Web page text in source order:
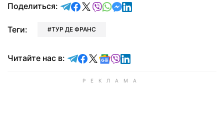
Поделиться: отправить в Telegram
поделиться в Facebook
поделиться в X
отправить в Viber
отправить в Whatsapp
отправить в Messenger
отправить в LinkedIn
Теги: ТУР ДЕ ФРАНС
Читайте нас в: Читайте в Telegram
Читайте в Facebook
Читайте в X
Читайте в Google news
Читайте в Viber
Читайте в LinkedIn